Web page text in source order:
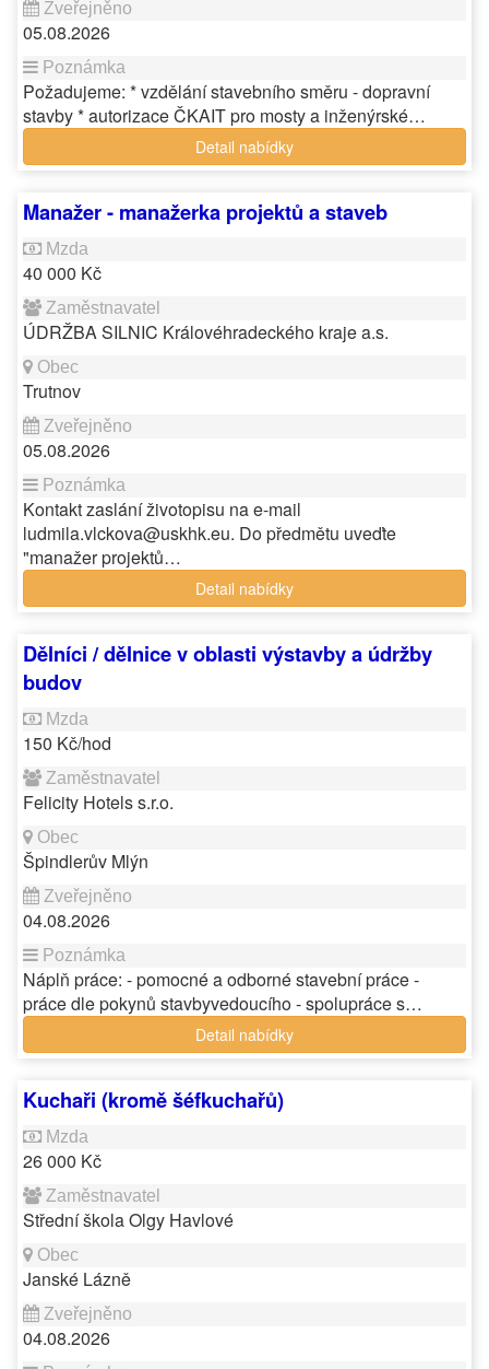
05.08.2026
Požadujeme: * vzdělání stavebního směru - dopravní
stavby * autorizace ČKAIT pro mosty a inženýrské…
Detail nabídky
Manažer - manažerka projektů a staveb
40 000 Kč
ÚDRŽBA SILNIC Královéhradeckého kraje a.s.
Trutnov
05.08.2026
Kontakt zaslání životopisu na e-mail
ludmila.vlckova@uskhk.eu. Do předmětu uveďte
"manažer projektů…
Detail nabídky
Dělníci / dělnice v oblasti výstavby a údržby
budov
150 Kč/hod
Felicity Hotels s.r.o.
Špindlerův Mlýn
04.08.2026
Náplň práce: - pomocné a odborné stavební práce -
práce dle pokynů stavbyvedoucího - spolupráce s…
Detail nabídky
Kuchaři (kromě šéfkuchařů)
26 000 Kč
Střední škola Olgy Havlové
Janské Lázně
04.08.2026